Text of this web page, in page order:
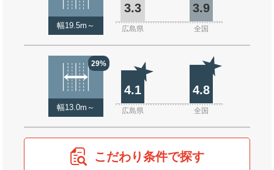
幅19.5m～
3.3 3.9
広島県 全国
29%
幅13.0m～
4.1 4.8
広島県 全国
こだわり条件で探す